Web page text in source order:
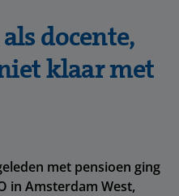
docente,
klaar met
met pensioen ging
in Amsterdam West,